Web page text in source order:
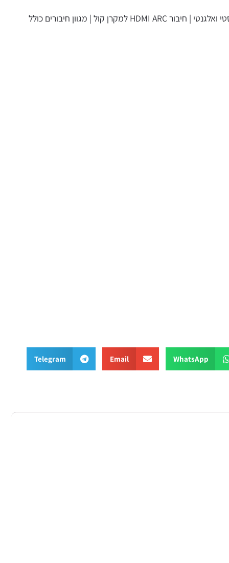
מסך ברזולוציית 4K | עיצוב frameless מינימליסטי ואלגנטי | חיבור HDMI ARC למקרן קול | מגוון חיבורים כולל
WhatsApp
Email
Telegram